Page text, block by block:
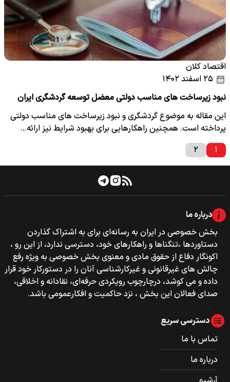
اقتصاد کلان
نبود زیرساخت های مناسب دولتی معضل توسعه گردشگری ایران
این مقاله به موضوع گردشگری و نبود زیرساخت های مناسب دولتی
پرداخته است. همچنین راهکارهایی برای بهبود شرایط نیز ارائه…
۱
۲
درباره ما
بخش خصوصی‌‌ در ایران به رسانه‌ای برای به اشتراک گذاردن
دستاوردها ،تنگناها و راهکارهای خود، دسترسی ندارد، از این رو ،
اکونگار دفاع از حقوق مادی و معنوی بخش خصوصی به ویژه رفع
چالش های غیرقانونی و غیرکارشناسی آنان را در دستورکار خود قرار
داده و می کوشد، درچارچوب رویکردی حرفه‌ای، نقادانه و اخلاقی،
صدای فعالان این بخش ، نزد حاکمیت و افکارعمومی باشد.
دسترسی سریع
تماس با ما
درباره ما